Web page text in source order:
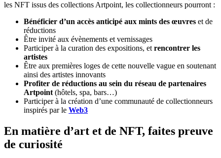
les NFT issus des collections Artpoint, les collectionneurs pourront :
Bénéficier d’un accès anticipé aux mints des œuvres et de
réductions
Être invité aux évènements et vernissages
Participer à la curation des expositions, et rencontrer les
artistes
Être aux premières loges de cette nouvelle vague en soutenant
ainsi des artistes innovants
Profiter de réductions au sein du réseau de partenaires
Artpoint (hôtels, spa, bars…)
Participer à la création d’une communauté de collectionneurs
inspirés par le Web3
En matière d’art et de NFT, faites preuve
de curiosité